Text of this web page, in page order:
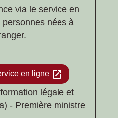
via le service en
nées à
.
en ligne open_in_new
légale et
- Première ministre